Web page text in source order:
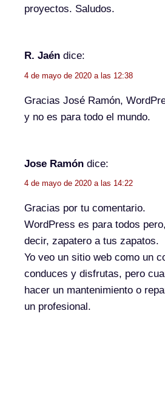
proyectos. Saludos.
R. Jaén dice:
4 de mayo de 2020 a las 12:38
Gracias José Ramón,
y no es para todo el mundo.
Jose Ramón dice:
4 de mayo de 2020 a las 14:22
Gracias por tu comentario.
WordPress es para todos
decir, zapatero a tus zapatos.
Yo veo un sitio web como un
conduces y disfrutas, pero
hacer un mantenimiento o
un profesional.